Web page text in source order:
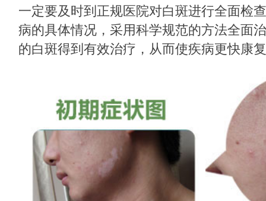
一定要及时到正规医院对白斑进行全面检
病的具体情况，采用科学规范的方法全面
的白斑得到有效治疗，从而使疾病更快康